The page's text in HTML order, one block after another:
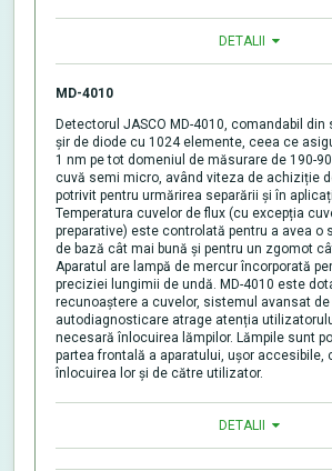
DETALII
MD-4010
Detectorul JASCO MD-4010, comandabil
șir de diode cu 1024 elemente, ceea ce
1 nm pe tot domeniul de măsurare de 190-
cuvă semi micro, având viteza de achiziție
potrivit pentru urmărirea separării și în
Temperatura cuvelor de flux (cu excepția
preparative) este controlată pentru a avea o
de bază cât mai bună și pentru un zgomot
Aparatul are lampă de mercur încorporată
preciziei lungimii de undă. MD-4010 este
recunoaștere a cuvelor, sistemul avansat de
autodiagnosticare atrage atenția
necesară înlocuirea lămpilor. Lămpile sunt
partea frontală a aparatului, ușor accesibile,
înlocuirea lor și de către utilizator.
DETALII